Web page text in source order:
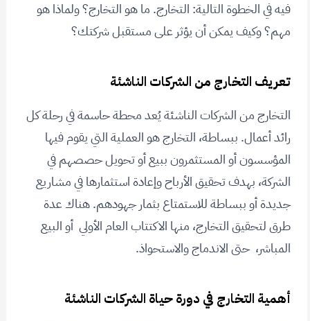
فيه في الخطوة التالية: التخارج. ما هو التخارج؟ ولماذا هو
مهم؟ وكيف يمكن أن يؤثر على مستقبل شركتك؟
تعريف التخارج من الشركات الناشئة
التخارج من الشركات الناشئة يُعد محطة حاسمة في رحلة كل
رائد أعمال. ببساطة، التخارج هو العملية التي يقوم فيها
المؤسسون أو المستثمرون ببيع أو تحويل حصصهم في
الشركة، بهدف تحقيق الأرباح وإعادة استثمارها في مشاريع
جديدة أو ببساطة للاستمتاع بثمار جهودهم. هناك عدة
طرق لتحقيق التخارج، منها الاكتتاب العام الأولي أو البيع
المباشر، حتى الاندماج والاستحواذ.
أهمية التخارج في دورة حياة الشركات الناشئة